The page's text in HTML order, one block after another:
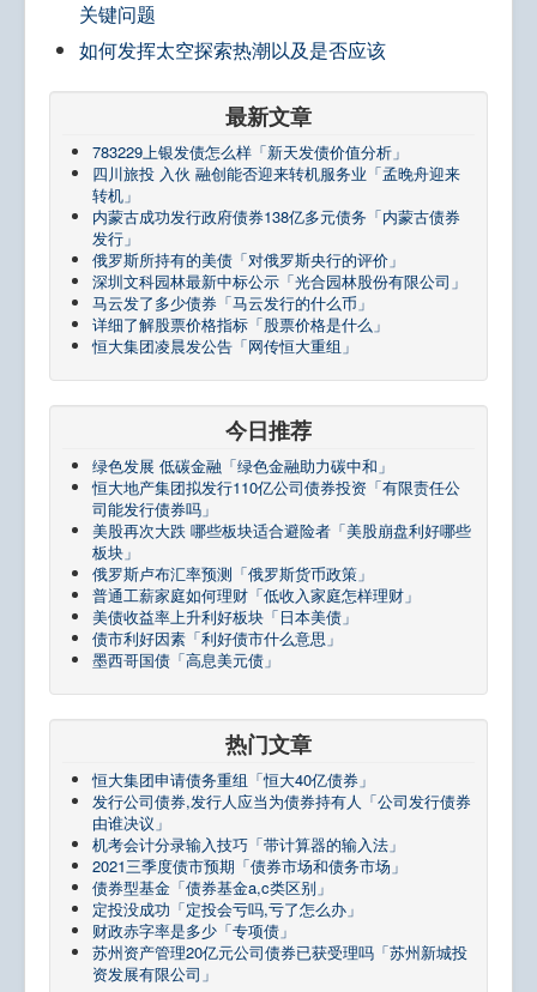
关键问题
如何发挥太空探索热潮以及是否应该
最新文章
783229上银发债怎么样「新天发债价值分析」
四川旅投 入伙 融创能否迎来转机服务业「孟晚舟迎来
转机」
内蒙古成功发行政府债券138亿多元债务「内蒙古债券
发行」
俄罗斯所持有的美债「对俄罗斯央行的评价」
深圳文科园林最新中标公示「光合园林股份有限公司」
马云发了多少债券「马云发行的什么币」
详细了解股票价格指标「股票价格是什么」
恒大集团凌晨发公告「网传恒大重组」
今日推荐
绿色发展 低碳金融「绿色金融助力碳中和」
恒大地产集团拟发行110亿公司债券投资「有限责任公
司能发行债券吗」
美股再次大跌 哪些板块适合避险者「美股崩盘利好哪些
板块」
俄罗斯卢布汇率预测「俄罗斯货币政策」
普通工薪家庭如何理财「低收入家庭怎样理财」
美债收益率上升利好板块「日本美债」
债市利好因素「利好债市什么意思」
墨西哥国债「高息美元债」
热门文章
恒大集团申请债务重组「恒大40亿债券」
发行公司债券,发行人应当为债券持有人「公司发行债券
由谁决议」
机考会计分录输入技巧「带计算器的输入法」
2021三季度债市预期「债券市场和债务市场」
债券型基金「债券基金a,c类区别」
定投没成功「定投会亏吗,亏了怎么办」
财政赤字率是多少「专项债」
苏州资产管理20亿元公司债券已获受理吗「苏州新城投
资发展有限公司」